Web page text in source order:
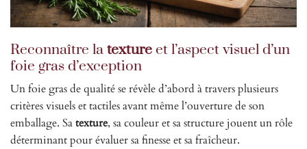
Reconnaître latextureet l’aspect visuel d’un
foie gras d’exception
Un foie gras de qualité se révèle d’abord à travers plusieurs
critères visuels et tactiles avant même l’ouverture de son
emballage. Satexture, sa couleur et sa structure jouent un rôle
déterminant pour évaluer sa finesse et sa fraîcheur.